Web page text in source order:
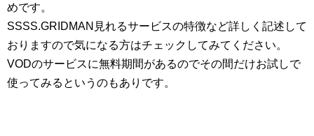
めです。
SSSS.GRIDMAN見れるサービスの特徴など詳しく記述して
おりますので気になる方はチェックしてみてください。
VODのサービスに無料期間があるのでその間だけお試しで
使ってみるというのもありです。